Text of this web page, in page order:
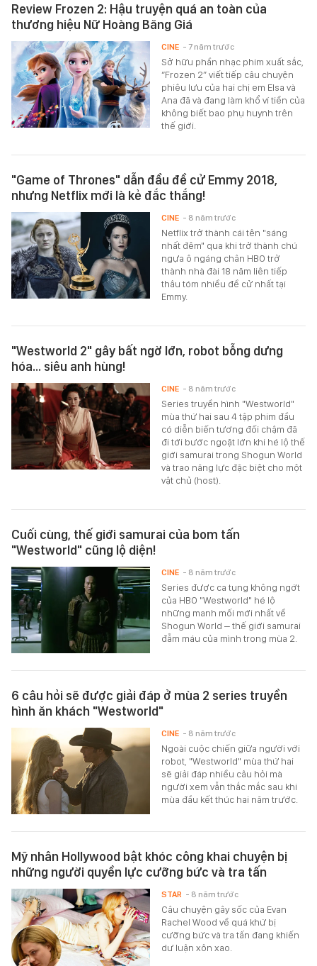
Review Frozen 2: Hậu truyện quá an toàn của
thương hiệu Nữ Hoàng Băng Giá
Sở hữu phần nhạc phim xuất sắc,
“Frozen 2” viết tiếp câu chuyện
phiêu lưu của hai chị em Elsa và
Ana đã và đang làm khổ ví tiền của
không biết bao phụ huynh trên
thế giới.
CINE - 7 năm trước
"Game of Thrones" dẫn đầu đề cử Emmy 2018,
nhưng Netflix mới là kẻ đắc thắng!
Netflix trở thành cái tên "sáng
nhất đêm" qua khi trở thành chú
ngựa ô ngáng chân HBO trở
thành nhà đài 18 năm liên tiếp
thâu tóm nhiều đề cử nhất tại
Emmy.
CINE - 8 năm trước
"Westworld 2" gây bất ngờ lớn, robot bỗng dưng
hóa... siêu anh hùng!
Series truyền hình "Westworld"
mùa thứ hai sau 4 tập phim đầu
có diễn biến tương đối chậm đã
đi tới bước ngoặt lớn khi hé lộ thế
giới samurai trong Shogun World
và trao năng lực đặc biệt cho một
vật chủ (host).
CINE - 8 năm trước
Cuối cùng, thế giới samurai của bom tấn
"Westworld" cũng lộ diện!
Series được ca tụng không ngớt
của HBO "Westworld" hé lộ
những manh mối mới nhất về
Shogun World – thế giới samurai
đẫm máu của mình trong mùa 2.
CINE - 8 năm trước
6 câu hỏi sẽ được giải đáp ở mùa 2 series truyền
hình ăn khách "Westworld"
Ngoài cuộc chiến giữa người với
robot, "Westworld" mùa thứ hai
sẽ giải đáp nhiều câu hỏi mà
người xem vẫn thắc mắc sau khi
mùa đầu kết thúc hai năm trước.
CINE - 8 năm trước
Mỹ nhân Hollywood bật khóc công khai chuyện bị
những người quyền lực cưỡng bức và tra tấn
Câu chuyện gây sốc của Evan
Rachel Wood về quá khứ bị
cưỡng bức và tra tấn đang khiến
dư luận xôn xao.
STAR - 8 năm trước